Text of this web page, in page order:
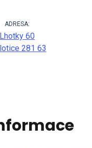
ADRESA:
Lhotky 60
281 63